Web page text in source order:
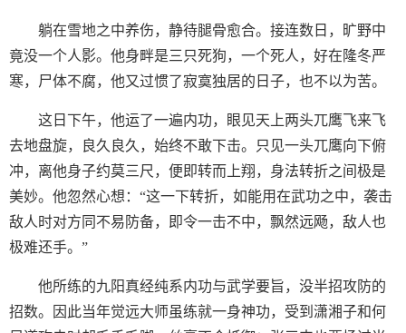
躺在雪地之中养伤，静待腿骨愈合。接连数日，旷野中
竟没一个人影。他身畔是三只死狗，一个死人，好在隆冬严
寒，尸体不腐，他又过惯了寂寞独居的日子，也不以为苦。
这日下午，他运了一遍内功，眼见天上两头兀鹰飞来飞
去地盘旋，良久良久，始终不敢下击。只见一头兀鹰向下俯
冲，离他身子约莫三尺，便即转而上翔，身法转折之间极是
美妙。他忽然心想：“这一下转折，如能用在武功之中，袭击
敌人时对方同不易防备，即令一击不中，飘然远飏，敌人也
极难还手。”
他所练的九阳真经纯系内功与武学要旨，没半招攻防的
招数。因此当年觉远大师虽练就一身神功，受到潇湘子和何